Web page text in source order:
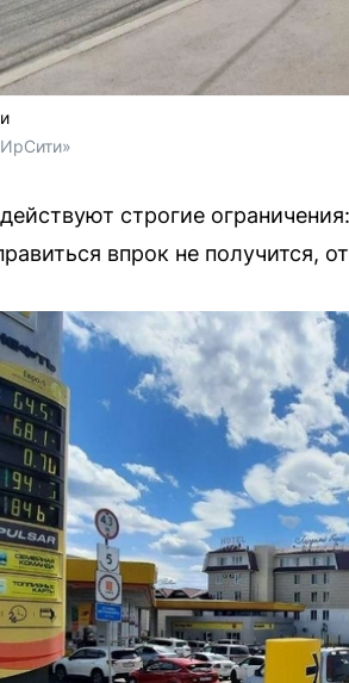
строгие
впрок не получится,